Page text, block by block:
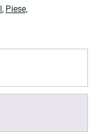
, Piese,